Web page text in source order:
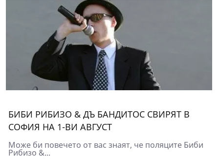
БИБИ РИБИЗО & ДЪ БАНДИТОС СВИРЯТ В
СОФИЯ НА 1-ВИ АВГУСТ
Може би повечето от вас знаят, че поляците Биби
Рибизо &...